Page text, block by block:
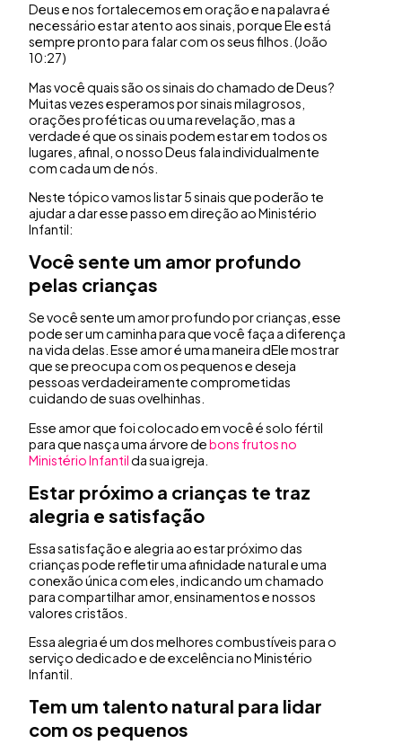
Deus e nos fortalecemos em oração e na palavra é
necessário estar atento aos sinais, porque Ele está
sempre pronto para falar com os seus filhos. (João
10:27)
Mas você quais são os sinais do chamado de Deus?
Muitas vezes esperamos por sinais milagrosos,
orações proféticas ou uma revelação, mas a
verdade é que os sinais podem estar em todos os
lugares, afinal, o nosso Deus fala individualmente
com cada um de nós.
Neste tópico vamos listar 5 sinais que poderão te
ajudar a dar esse passo em direção ao Ministério
Infantil:
Você sente um amor profundo
pelas crianças
Se você sente um amor profundo por crianças, esse
pode ser um caminha para que você faça a diferença
na vida delas. Esse amor é uma maneira dEle mostrar
que se preocupa com os pequenos e deseja
pessoas verdadeiramente comprometidas
cuidando de suas ovelhinhas.
Esse amor que foi colocado em você é solo fértil
para que nasça uma árvore debons frutos no
Ministério Infantilda sua igreja.
Estar próximo a crianças te traz
alegria e satisfação
Essa satisfação e alegria ao estar próximo das
crianças pode refletir uma afinidade natural e uma
conexão única com eles, indicando um chamado
para compartilhar amor, ensinamentos e nossos
valores cristãos.
Essa alegria é um dos melhores combustíveis para o
serviço dedicado e de excelência no Ministério
Infantil.
Tem um talento natural para lidar
com os pequenos